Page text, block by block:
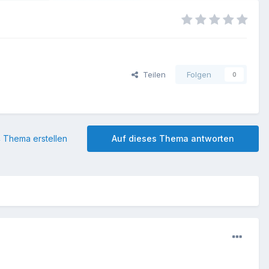
Teilen Folgen 0
Auf dieses Thema antworten
Thema erstellen